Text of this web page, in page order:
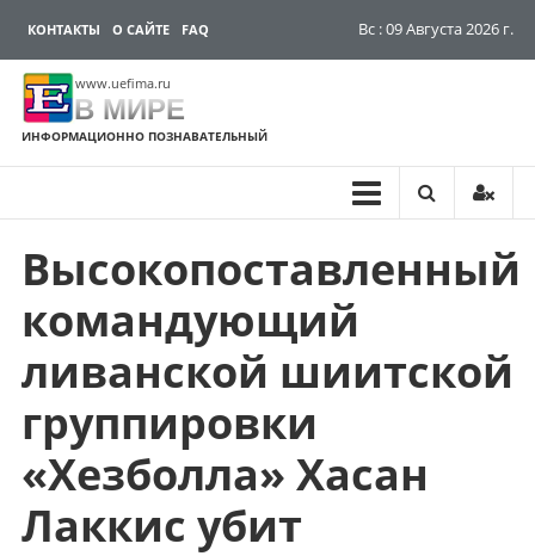
КОНТАКТЫ О САЙТЕ FAQ Вс : 09 Августа 2026 г.
www.uefima.ru
В МИРЕ
ИНФОРМАЦИОННО ПОЗНАВАТЕЛЬНЫЙ
Перейти
содержимому
Высокопоставленный
командующий
ливанской шиитской
группировки
«Хезболла» Хасан
Лаккис убит